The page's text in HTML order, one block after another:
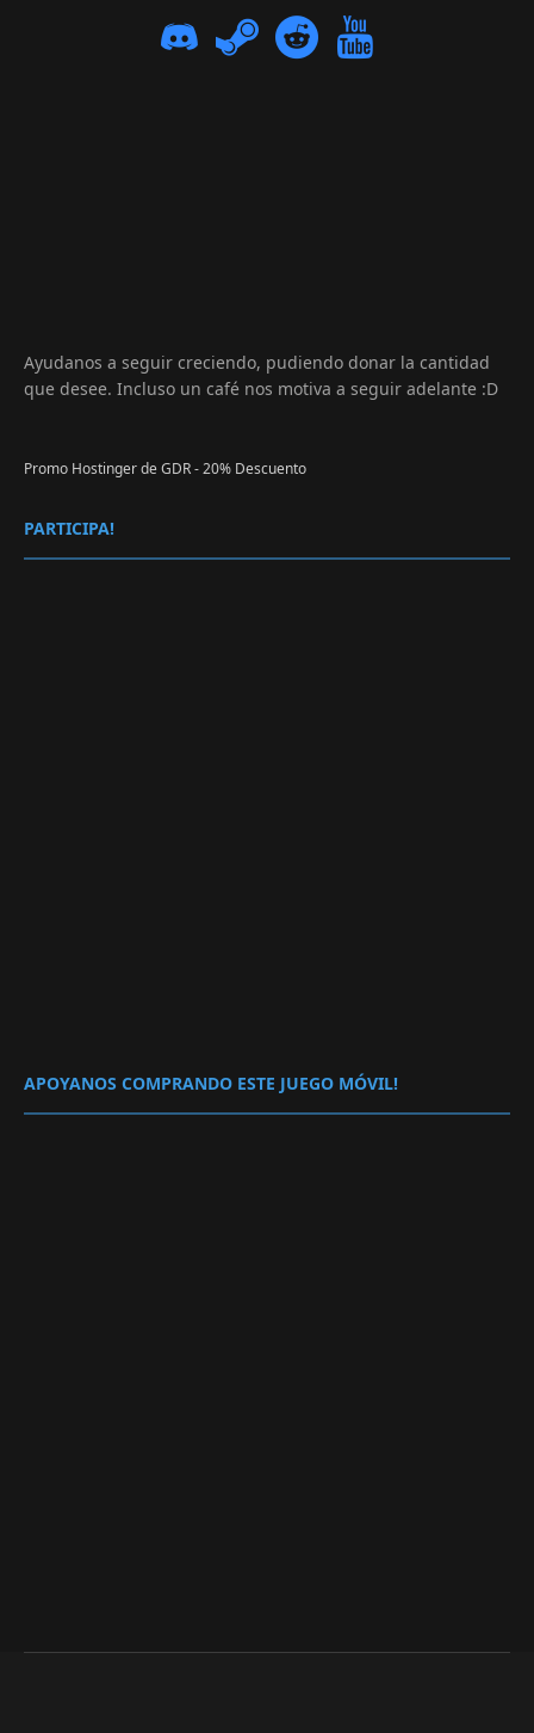
Ayudanos a seguir creciendo, pudiendo donar la cantidad
que desee. Incluso un café nos motiva a seguir adelante :D
Promo Hostinger de GDR - 20% Descuento
PARTICIPA!
APOYANOS COMPRANDO ESTE JUEGO MÓVIL!